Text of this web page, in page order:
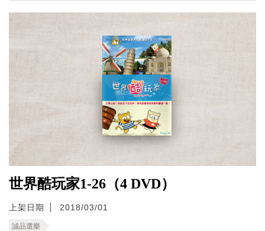
世界酷玩家1-26（4 DVD）
上架日期 2018/03/01
誠品選樂